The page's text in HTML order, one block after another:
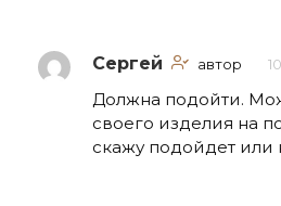
Сергей автор
Должна подойти.
своего изделия на
скажу подойдет или